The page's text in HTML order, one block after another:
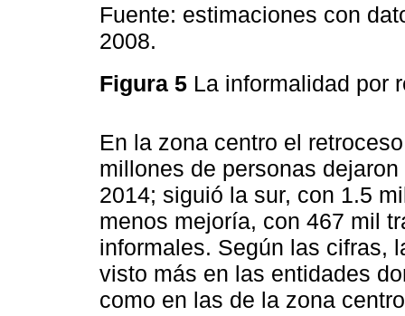
Fuente: estimaciones con
2008.
Figura 5 La informalidad por
En la zona centro el
millones de personas
2014; siguió la sur, con 1.5
menos mejoría, con 467 mil
informales. Según las cifras,
visto más en las entidades
como en las de la zona